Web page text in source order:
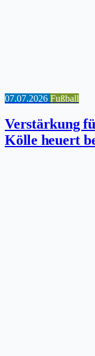
07.07.2026 Fußball
Verstärkung
Kölle heuert